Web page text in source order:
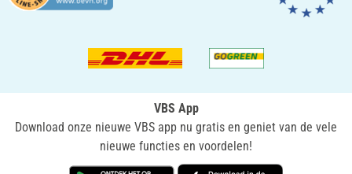
VBS App
Download onze nieuwe VBS app nu gratis en geniet van de vele
nieuwe functies en voordelen!